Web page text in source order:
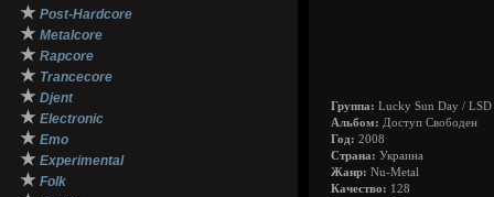
★ Post-Hardcore
★ Metalcore
★ Rapcore
★ Trancecore
★ Djent
★ Electronic
★ Emo
★ Experimental
★ Folk
Группа: Lucky Sun Day / LSD
Альбом: Доступ Свободен
Год: 2008
Страна: Украина
Жанр: Nu-Metal
Качество: 128